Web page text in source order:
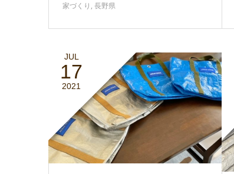
家づくり , 長野県
JUL
17
2021